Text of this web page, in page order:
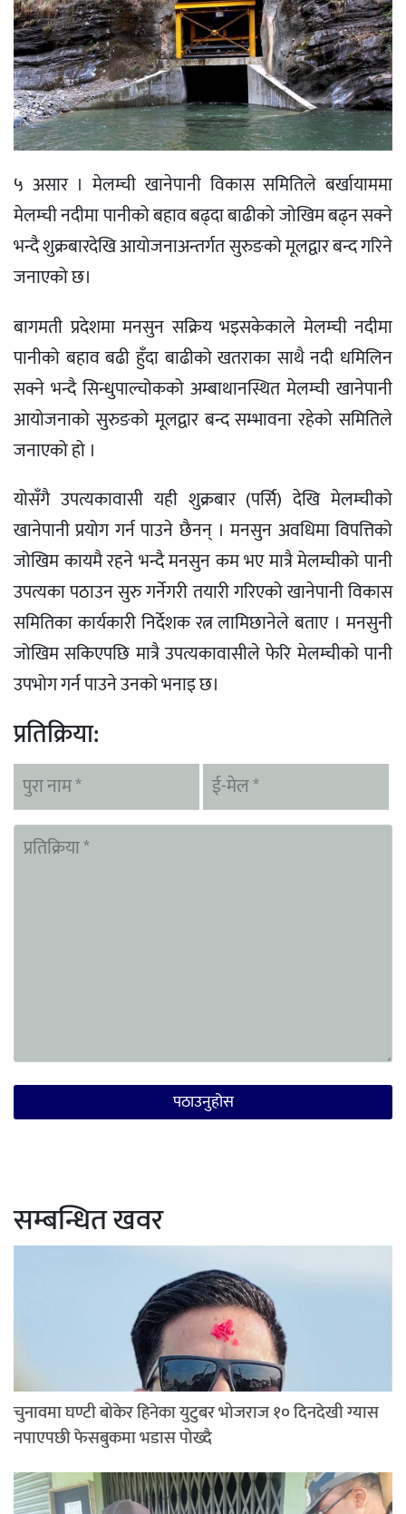
५ असार । मेलम्ची खानेपानी विकास समितिले बर्खायाममा
मेलम्ची नदीमा पानीको बहाव बढ्दा बाढीको जोखिम बढ्न सक्ने
भन्दै शुक्रबारदेखि आयोजनाअन्तर्गत सुरुङको मूलद्वार बन्द गरिने
जनाएको छ।
बागमती प्रदेशमा मनसुन सक्रिय भइसकेकाले मेलम्ची नदीमा
पानीको बहाव बढी हुँदा बाढीको खतराका साथै नदी धमिलिन
सक्ने भन्दै सिन्धुपाल्चोकको अम्बाथानस्थित मेलम्ची खानेपानी
आयोजनाको सुरुङको मूलद्वार बन्द सम्भावना रहेको समितिले
जनाएको हो ।
योसँगै उपत्यकावासी यही शुक्रबार (पर्सि) देखि मेलम्चीको
खानेपानी प्रयोग गर्न पाउने छैनन् । मनसुन अवधिमा विपत्तिको
जोखिम कायमै रहने भन्दै मनसुन कम भए मात्रै मेलम्चीको पानी
उपत्यका पठाउन सुरु गर्नेगरी तयारी गरिएको खानेपानी विकास
समितिका कार्यकारी निर्देशक रत्न लामिछानेले बताए । मनसुनी
जोखिम सकिएपछि मात्रै उपत्यकावासीले फेरि मेलम्चीको पानी
उपभोग गर्न पाउने उनको भनाइ छ।
प्रतिक्रिया:
सम्बन्धित खवर
चुनावमा घण्टी बोकेर हिनेका युटुबर भोजराज १० दिनदेखी ग्यास
नपाएपछी फेसबुकमा भडास पोख्दै